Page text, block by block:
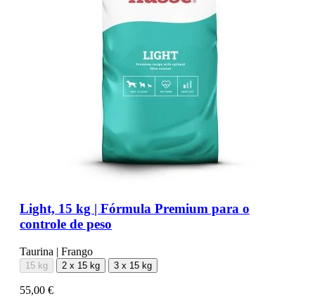
Light, 15 kg | Fórmula Premium para o
controle de peso
Taurina | Frango
15 kg 2 x 15 kg 3 x 15 kg
55,00 €